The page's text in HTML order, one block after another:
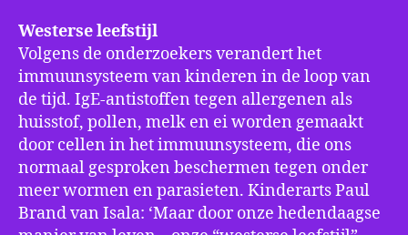
Westerse leefstijl
Volgens de onderzoekers verandert het
immuunsysteem van kinderen in de loop van
de tijd. IgE-antistoffen tegen allergenen als
huisstof, pollen, melk en ei worden gemaakt
door cellen in het immuunsysteem, die ons
normaal gesproken beschermen tegen onder
meer wormen en parasieten. Kinderarts Paul
Brand van Isala: ‘Maar door onze hedendaagse